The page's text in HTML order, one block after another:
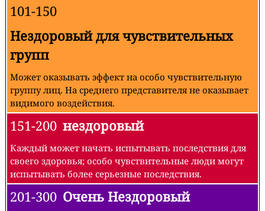
101-150
Нездоровый для чувствительных
групп
Может оказывать эффект на особо чувствительную
группу лиц. На среднего представителя не оказывает
видимого воздействия.
151-200 нездоровый
Каждый может начать испытывать последствия для
своего здоровья; особо чувствительные люди могут
испытывать более серьезные последствия.
201-300 Очень Нездоровый